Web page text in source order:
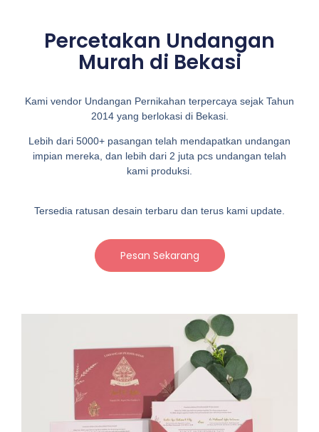
Percetakan Undangan
Murah di Bekasi
Kami vendor Undangan Pernikahan terpercaya sejak Tahun
2014 yang berlokasi di Bekasi.
Lebih dari 5000+ pasangan telah mendapatkan undangan
impian mereka, dan lebih dari 2 juta pcs undangan telah
kami produksi.
Tersedia ratusan desain terbaru dan terus kami update.
Pesan Sekarang